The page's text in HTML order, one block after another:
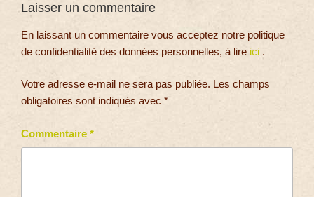
Laisser un commentaire
En laissant un commentaire vous acceptez notre politique
de confidentialité des données personnelles, à lire ici .
Votre adresse e-mail ne sera pas publiée. Les champs
obligatoires sont indiqués avec *
Commentaire *